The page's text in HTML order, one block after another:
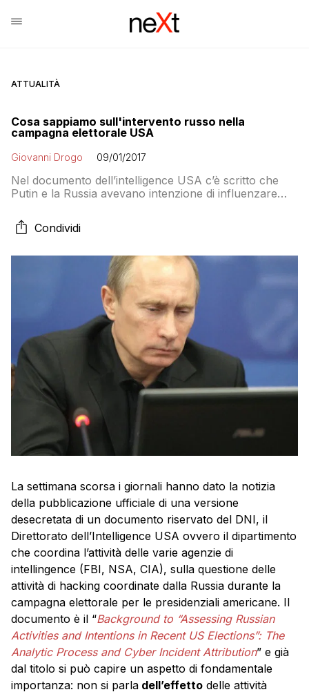
ATTUALITÀ
Cosa sappiamo sull'intervento russo nella
campagna elettorale USA
Giovanni Drogo 09/01/2017
Nel documento dell’intelligence USA c’è scritto che
Putin e la Russia avevano intenzione di influenzare
davvero, e questo è un aspetto fondamentale della
questione sul quale ancora non sappiamo nulla
Condividi
La settimana scorsa i giornali hanno dato la notizia
della pubblicazione ufficiale di una versione
desecretata di un documento riservato del DNI, il
Direttorato dell’Intelligence USA ovvero il dipartimento
che coordina l’attività delle varie agenzie di
intellingence (FBI, NSA, CIA), sulla questione delle
attività di hacking coordinate dalla Russia durante la
campagna elettorale per le presidenziali americane. Il
documento è il “Background to “Assessing Russian
Activities and Intentions in Recent US Elections”: The
Analytic Process and Cyber Incident Attribution” e già
dal titolo si può capire un aspetto di fondamentale
importanza: non si parla dell’effetto delle attività